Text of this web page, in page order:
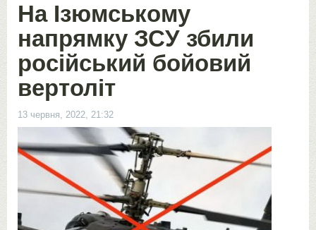
На Ізюмському
напрямку ЗСУ збили
російський бойовий
вертоліт
13 червня, 2022, 21:32